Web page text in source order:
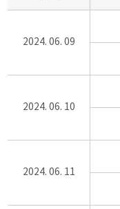
2024. 06. 09
2024. 06. 10
2024. 06. 11